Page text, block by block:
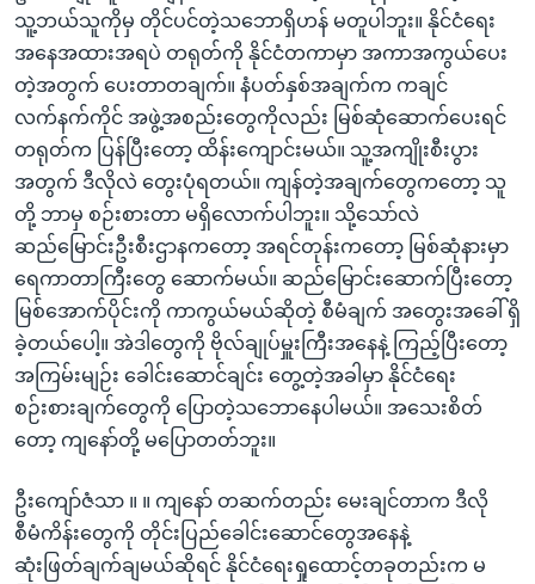
သူ့ဘယ်သူကိုမှ တိုင်ပင်တဲ့သဘောရှိဟန် မတူပါဘူး။ နိုင်ငံရေး
အနေအထားအရပဲ တရုတ်ကို နိုင်ငံတကာမှာ အကာအကွယ်ပေး
တဲ့အတွက် ပေးတာတချက်။ နံပတ်နှစ်အချက်က ကချင်
လက်နက်ကိုင် အဖွဲ့အစည်းတွေကိုလည်း မြစ်ဆုံဆောက်ပေးရင်
တရုတ်က ပြန်ပြီးတော့ ထိန်းကျောင်းမယ်။ သူ့အကျိုးစီးပွား
အတွက် ဒီလိုလဲ တွေးပုံရတယ်။ ကျန်တဲ့အချက်တွေကတော့ သူ
တို့ ဘာမှ စဉ်းစားတာ မရှိလောက်ပါဘူး။ သို့သော်လဲ
ဆည်မြောင်းဦးစီးဌာနကတော့ အရင်တုန်းကတော့ မြစ်ဆုံနားမှာ
ရေကာတာကြီးတွေ ဆောက်မယ်။ ဆည်မြောင်းဆောက်ပြီးတော့
မြစ်အောက်ပိုင်းကို ကာကွယ်မယ်ဆိုတဲ့ စီမံချက် အတွေးအခေါ် ရှိ
ခဲ့တယ်ပေါ့။ အဲဒါတွေကို ဗိုလ်ချုပ်မှူးကြီးအနေနဲ့ ကြည့်ပြီးတော့
အကြမ်းမျဉ်း ခေါင်းဆောင်ချင်း တွေ့တဲ့အခါမှာ နိုင်ငံရေး
စဉ်းစားချက်တွေကို ပြောတဲ့သဘောနေပါမယ်။ အသေးစိတ်
တော့ ကျနော်တို့ မပြောတတ်ဘူး။
ဦးကျော်ဇံသာ ။ ။ ကျနော် တဆက်တည်း မေးချင်တာက ဒီလို
စီမံကိန်းတွေကို တိုင်းပြည်ခေါင်းဆောင်တွေအနေနဲ့
ဆုံးဖြတ်ချက်ချမယ်ဆိုရင် နိုင်ငံရေးရှုထောင့်တခုတည်းက မ